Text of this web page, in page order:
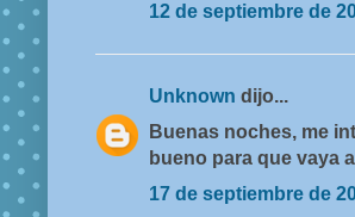
12 de septiembre de
Unknown dijo...
Buenas noches, me
bueno para que vaya
17 de septiembre de